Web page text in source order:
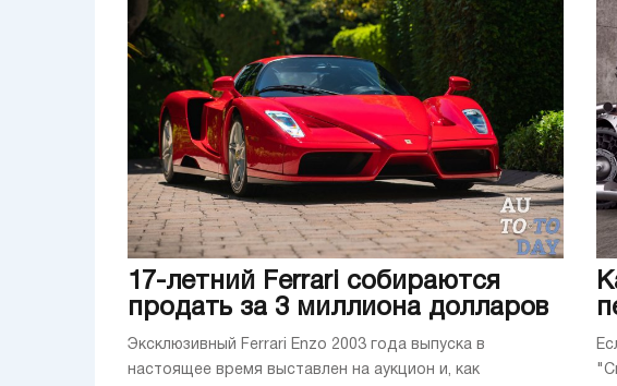
17-летний Ferrari собираются
продать за 3 миллиона долларов
Эксклюзивный Ferrari Enzo 2003 года выпуска в
настоящее время выставлен на аукцион и, как